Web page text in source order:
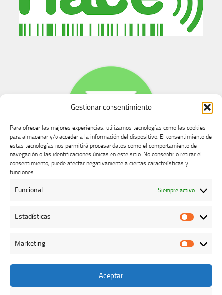
Gestionar consentimiento
Para ofrecer las mejores experiencias, utilizamos tecnologías como las cookies
para almacenar y/o acceder a la información del dispositivo. El consentimiento de
estas tecnologías nos permitirá procesar datos como el comportamiento de
navegación o las identificaciones únicas en este sitio. No consentir o retirar el
consentimiento, puede afectar negativamente a ciertas características y
funciones.
Funcional Siempre activo
Estadísticas
Marketing
Aceptar
Buzón de dudas, quejas y sugerencias
Colegio Oficial de Veterinarios de Cáceres © 2026. Todos los